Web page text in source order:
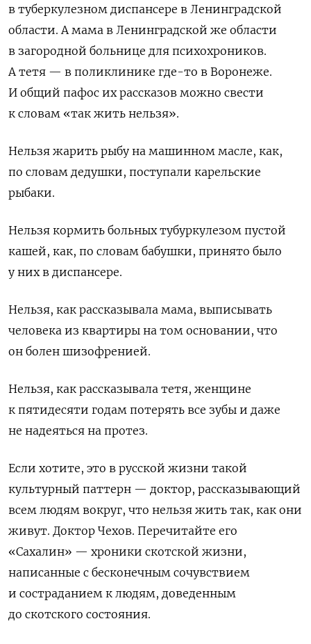
в туберкулезном диспансере в Ленинградской
области. А мама в Ленинградской же области
в загородной больнице для психохроников.
А тетя — в поликлинике где-то в Воронеже.
И общий пафос их рассказов можно свести
к словам «так жить нельзя».
Нельзя жарить рыбу на машинном масле, как,
по словам дедушки, поступали карельские
рыбаки.
Нельзя кормить больных тубуркулезом пустой
кашей, как, по словам бабушки, принято было
у них в диспансере.
Нельзя, как рассказывала мама, выписывать
человека из квартиры на том основании, что
он болен шизофренией.
Нельзя, как рассказывала тетя, женщине
к пятидесяти годам потерять все зубы и даже
не надеяться на протез.
Если хотите, это в русской жизни такой
культурный паттерн — доктор, рассказывающий
всем людям вокруг, что нельзя жить так, как они
живут. Доктор Чехов. Перечитайте его
«Сахалин» — хроники скотской жизни,
написанные с бесконечным сочувствием
и состраданием к людям, доведенным
до скотского состояния.